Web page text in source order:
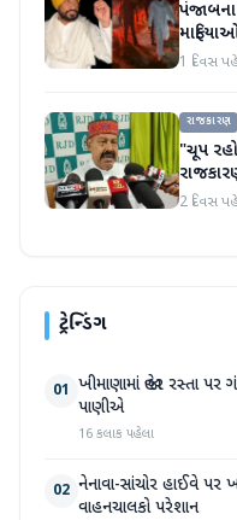
પંજાબના
1 દિવસ
રાજકારણ
"ચૂપ
2 દિવસ
ટ્રેન્ડિંગ
01 ખીમાણામાં જાહેર રસ્તા
પાણીએ
16 કલાક પહેલા
02 નેનાવા-સાંચોર હાઈવે પર
વાહનચાલકો પરેશાન